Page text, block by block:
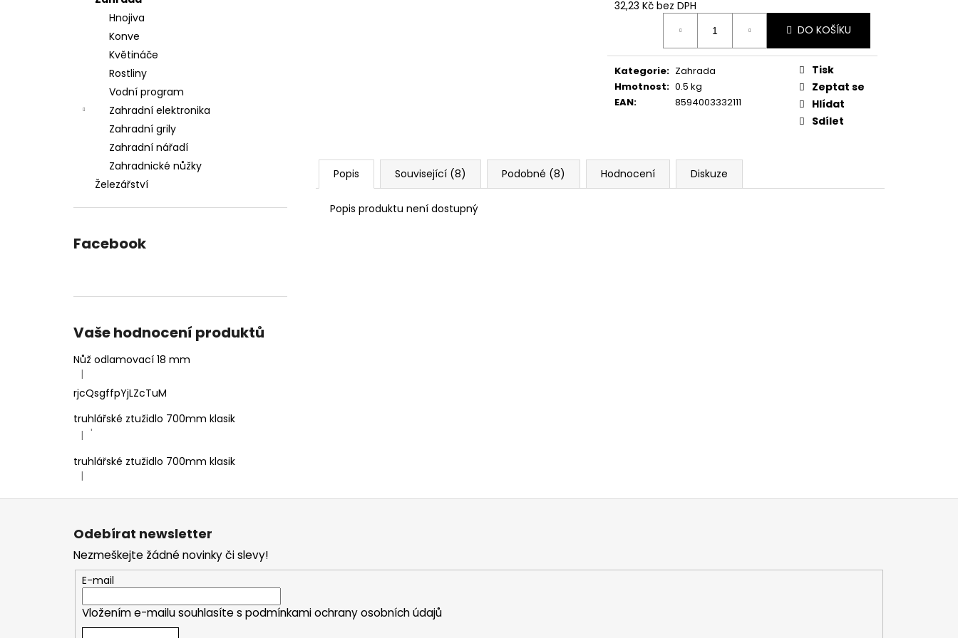
Hnojiva
Konve
Květináče
Rostliny
Vodní program
Zahradní elektronika
Zahradní grily
Zahradní nářadí
Zahradnické nůžky
Železářství
Facebook
Vaše hodnocení produktů
Nůž odlamovací 18 mm
Hodnocení produktu je 4 z 5 hvězdiček.
|
rjcQsgffpYjLZcTuM
truhlářské ztužidlo 700mm klasik
Hodnocení produktu je 5 z 5 hvězdiček.
| '
truhlářské ztužidlo 700mm klasik
Hodnocení produktu je 5 z 5 hvězdiček.
|
32,23 Kč bez DPH
DO KOŠÍKU
Kategorie: Zahrada
Hmotnost: 0.5 kg
EAN: 8594003332111
Tisk
Zeptat se
Hlídat
Sdílet
Popis Související (8) Podobné (8) Hodnocení Diskuze
Popis produktu není dostupný
Z
Odebírat newsletter
Nezmeškejte žádné novinky či slevy!
E-mail
Vložením e-mailu souhlasíte s podmínkami ochrany osobních údajů